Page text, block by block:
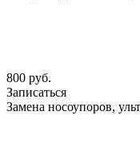
800 руб.
Записаться
Замена носоупоров,